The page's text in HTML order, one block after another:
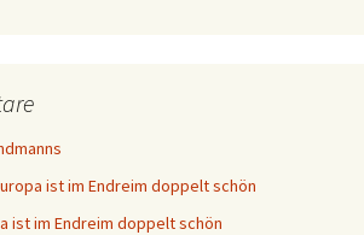
ist im Endreim doppelt schön
ist im Endreim doppelt schön